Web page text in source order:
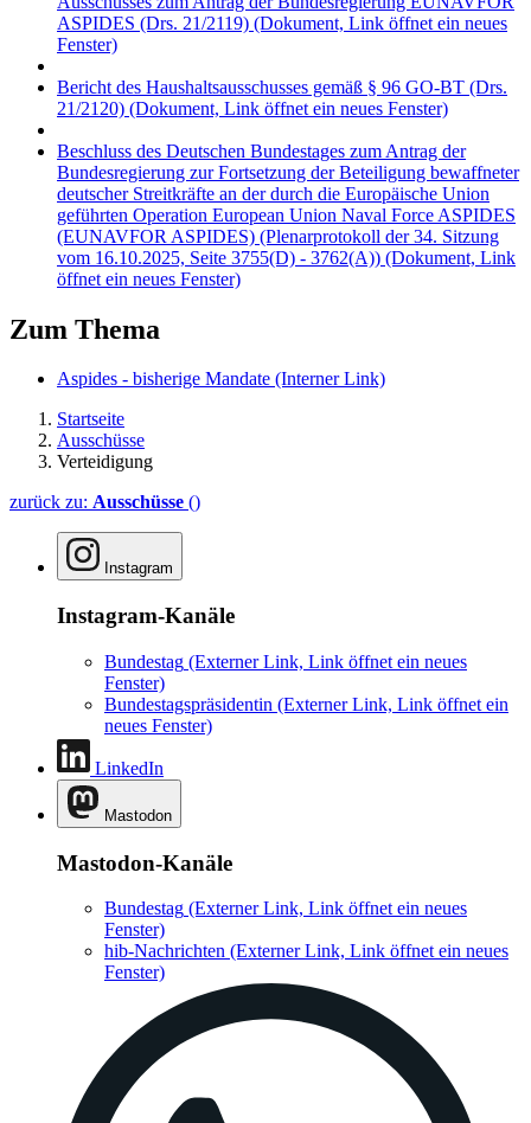
ASPIDES (Drs. 21/2119) (Dokument, Link öffnet ein neues
Fenster)
Bericht des Haushaltsausschusses gemäß § 96 GO-BT (Drs.
21/2120) (Dokument, Link öffnet ein neues Fenster)
Beschluss des Deutschen Bundestages zum Antrag der
Bundesregierung zur Fortsetzung der Beteiligung bewaffneter
deutscher Streitkräfte an der durch die Europäische Union
geführten Operation European Union Naval Force ASPIDES
(EUNAVFOR ASPIDES) (Plenarprotokoll der 34. Sitzung
vom 16.10.2025, Seite 3755(D) - 3762(A)) (Dokument, Link
öffnet ein neues Fenster)
Zum Thema
Aspides - bisherige Mandate (Interner Link)
Startseite
Ausschüsse
Verteidigung
zurück zu: Ausschüsse ()
Instagram
Instagram-Kanäle
Bundestag (Externer Link, Link öffnet ein neues
Fenster)
Bundestagspräsidentin (Externer Link, Link öffnet ein
neues Fenster)
LinkedIn
Mastodon
Mastodon-Kanäle
Bundestag (Externer Link, Link öffnet ein neues
Fenster)
hib-Nachrichten (Externer Link, Link öffnet ein neues
Fenster)